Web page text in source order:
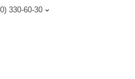
330-60-30